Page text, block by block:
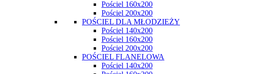
Pościel 160x200
Pościel 200x200
POŚCIEL DLA MŁODZIEŻY
Pościel 140x200
Pościel 160x200
Pościel 200x200
POŚCIEL FLANELOWA
Pościel 140x200